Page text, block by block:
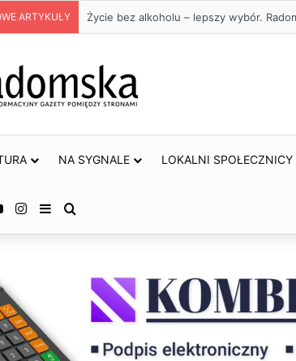
ARTYKUŁY Życie bez alkoholu – lepszy wybór.
NA SYGNALE LOKALNI SPOŁECZNICY
YouTubeInstagram
Sidebar